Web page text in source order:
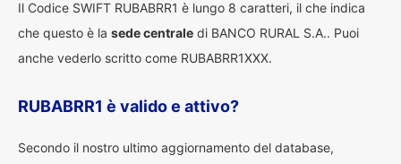
Il Codice SWIFT RUBABRR1 è lungo 8 caratteri, il che indica
che questo è la sede centrale di BANCO RURAL S.A.. Puoi
anche vederlo scritto come RUBABRR1XXX.
RUBABRR1 è valido e attivo?
Secondo il nostro ultimo aggiornamento del database,